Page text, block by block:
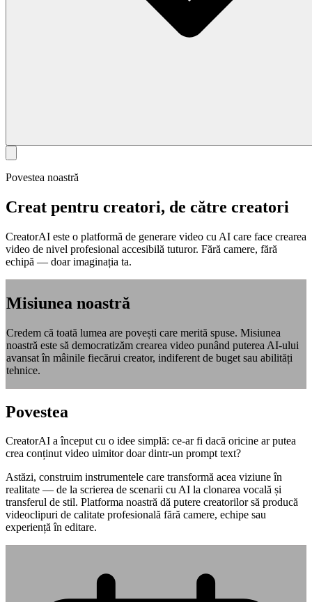
Povestea noastră
Creat pentru creatori, de către creatori
CreatorAI este o platformă de generare video cu AI care face crearea
video de nivel profesional accesibilă tuturor. Fără camere, fără
echipă — doar imaginația ta.
Misiunea noastră
Credem că toată lumea are povești care merită spuse. Misiunea
noastră este să democratizăm crearea video punând puterea AI-ului
avansat în mâinile fiecărui creator, indiferent de buget sau abilități
tehnice.
Povestea
CreatorAI a început cu o idee simplă: ce-ar fi dacă oricine ar putea
crea conținut video uimitor doar dintr-un prompt text?
Astăzi, construim instrumentele care transformă acea viziune în
realitate — de la scrierea de scenarii cu AI la clonarea vocală și
transferul de stil. Platforma noastră dă putere creatorilor să producă
videoclipuri de calitate profesională fără camere, echipe sau
experiență în editare.